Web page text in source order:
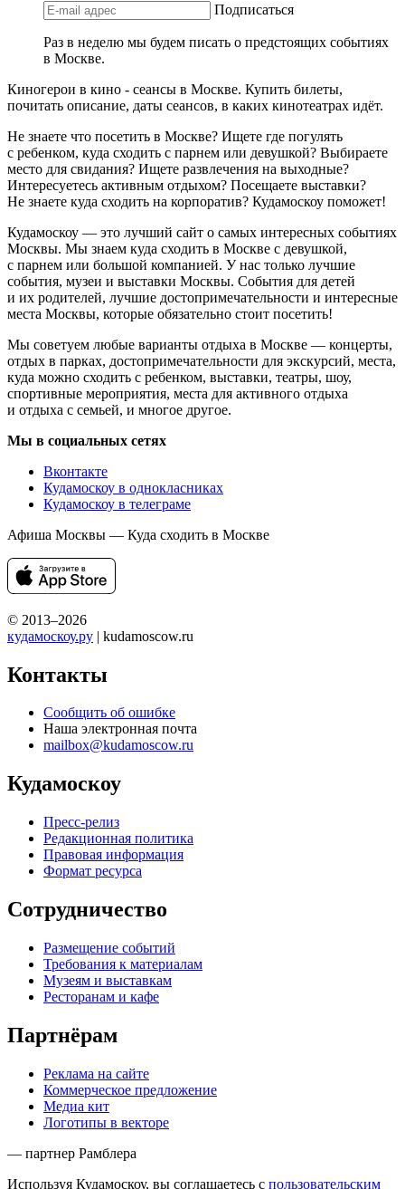
Подписаться
Раз в неделю мы будем писать о предстоящих событиях
в Москве.
Киногерои в кино - сеансы в Москве. Купить билеты,
почитать описание, даты сеансов, в каких кинотеатрах идёт.
Не знаете что посетить в Москве? Ищете где погулять
с ребенком, куда сходить с парнем или девушкой? Выбираете
место для свидания? Ищете развлечения на выходные?
Интересуетесь активным отдыхом? Посещаете выставки?
Не знаете куда сходить на корпоратив? Кудамоскоу поможет!
Кудамоскоу — это лучший сайт о самых интересных событиях
Москвы. Мы знаем куда сходить в Москве с девушкой,
с парнем или большой компанией. У нас только лучшие
события, музеи и выставки Москвы. События для детей
и их родителей, лучшие достопримечательности и интересные
места Москвы, которые обязательно стоит посетить!
Мы советуем любые варианты отдыха в Москве — концерты,
отдых в парках, достопримечательности для экскурсий, места,
куда можно сходить с ребенком, выставки, театры, шоу,
спортивные мероприятия, места для активного отдыха
и отдыха с семьей, и многое другое.
Мы в социальных сетях
Вконтакте
Кудамоскоу в однокласниках
Кудамоскоу в телеграме
Афиша Москвы — Куда сходить в Москве
© 2013–2026
кудамоскоу.ру | kudamoscow.ru
Контакты
Сообщить об ошибке
Наша электронная почта
mailbox@kudamoscow.ru
Кудамоскоу
Пресс-релиз
Редакционная политика
Правовая информация
Формат ресурса
Сотрудничество
Размещение событий
Требования к материалам
Музеям и выставкам
Ресторанам и кафе
Партнёрам
Реклама на сайте
Коммерческое предложение
Медиа кит
Логотипы в векторе
— партнер Рамблера
Используя Кудамоскоу, вы соглашаетесь с пользовательским